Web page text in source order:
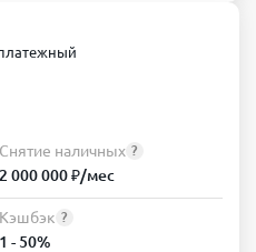
Снятие наличных ?
2 000 000 ₽/мес
Кэшбэк ?
1 - 50%